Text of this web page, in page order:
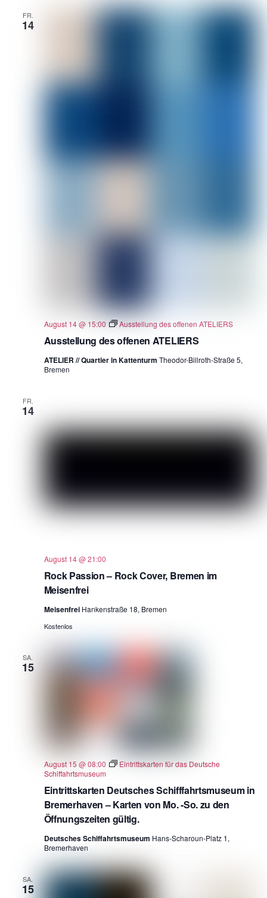
FR.
14
Ausstellung des offenen ATELIERS
August 14 @ 15:00 Ausstellung des offenen ATELIERS
ATELIER // Quartier in Kattenturm Theodor-Billroth-Straße 5,
Bremen
FR.
14
Rock Passion – Rock Cover, Bremen im
Meisenfrei
August 14 @ 21:00
Meisenfrei Hankenstraße 18, Bremen
Kostenlos
SA.
15
Eintrittskarten Deutsches Schifffahrtsmuseum in
Bremerhaven – Karten von Mo. -So. zu den
Öffnungszeiten gültig.
August 15 @ 08:00
Eintrittskarten für das Deutsche
Schiffahrtsmuseum
Deutsches Schiffahrtsmuseum Hans-Scharoun-Platz 1,
Bremerhaven
SA.
15